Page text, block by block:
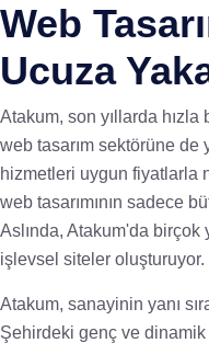
Web
Ucuza
Atakum, son yıllarda
web tasarım sektörüne de
hizmetleri uygun fiyatlarla
web tasarımının sadece
Aslında, Atakum'da birçok
işlevsel siteler oluşturuyor.
Atakum, sanayinin yanı
Şehirdeki genç ve dinamik